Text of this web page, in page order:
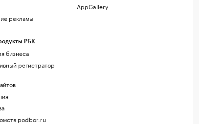
рекламы
РБК
бизнеса
регистратор
podbor.ru
AppGallery